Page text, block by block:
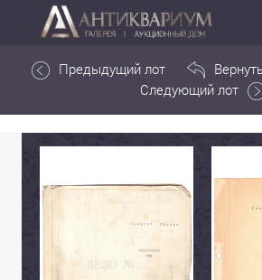
Предыдущий лот
Следующий лот